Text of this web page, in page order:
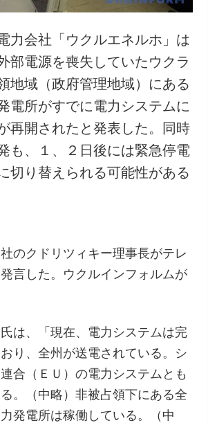
サービス
購読
フォトバンク
力会社「ウクルエネルホ」は
部電源を喪失していたウクラ
地域（政府管理地域）にある
電所がすでに電力システムに
再開されたと発表した。同時
も、１、２日後には緊急停電
切り替えられる可能性がある
のクドリツィキー理事長がテレ
言した。ウクルインフォルムが
は、「現在、電力システムは完
り、全州が送電されている。シ
合（ＥＵ）の電力システムとも
。（中略）非被占領下にある全
発電所は稼働している。（中